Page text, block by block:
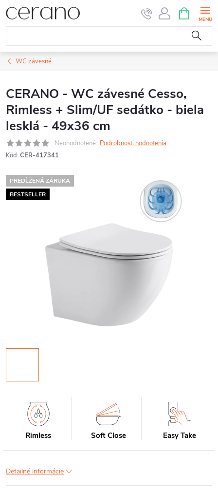
Prejsť
na
obsah
KOŠÍK
WC závesné
CERANO - WC závesné Cesso,
Rimless + Slim/UF sedátko - biela
lesklá - 49x36 cm
Neohodnotené Podrobnosti hodnotenia
Kód: CER-417341
PREDĹŽENÁ ZÁRUKA
BESTSELLER
Rimless Soft Close Easy Take
Detailné informácie